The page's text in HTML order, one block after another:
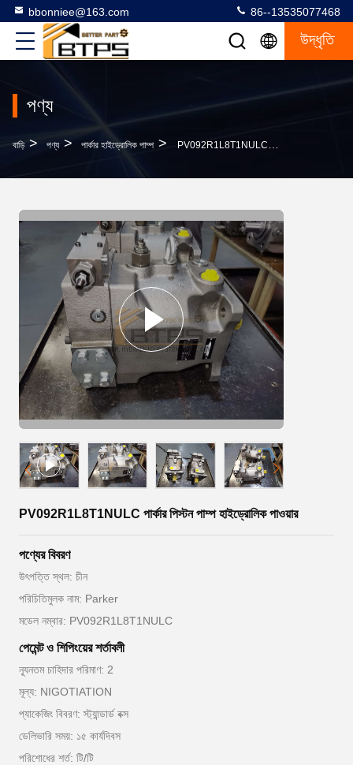
bbonniee@163.com 86--13535077468
উদ্ধৃতি
পণ্য
বাড়ি > পণ্য > পার্কার হাইড্রোলিক পাম্প > PV092R1L8T1NULC পার্কার পিস্টন পাম্প হাইড্রোলিক পাওয়ার
PV092R1L8T1NULC পার্কার পিস্টন পাম্প হাইড্রোলিক পাওয়ার
পণ্যের বিবরণ
উৎপত্তি স্থল: চীন
পরিচিতিমুলক নাম: Parker
মডেল নম্বার: PV092R1L8T1NULC
পেমেন্ট ও শিপিংয়ের শর্তাবলী
ন্যূনতম চাহিদার পরিমাণ: 2
মূল্য: NIGOTIATION
প্যাকেজিং বিবরণ: স্ট্যান্ডার্ড বক্স
ডেলিভারি সময়: ১৫ কার্যদিবস
পরিশোধের শর্ত: টি/টি